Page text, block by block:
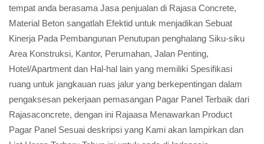
tempat anda berasama Jasa penjualan di Rajasa Concrete,
Material Beton sangatlah Efektid untuk menjadikan Sebuat
Kinerja Pada Pembangunan Penutupan penghalang Siku-siku
Area Konstruksi, Kantor, Perumahan, Jalan Penting,
Hotel/Apartment dan Hal-hal lain yang memiliki Spesifikasi
ruang untuk jangkauan ruas jalur yang berkepentingan dalam
pengaksesan pekerjaan pemasangan Pagar Panel Terbaik dari
Rajasaconcrete, dengan ini Rajaasa Menawarkan Product
Pagar Panel Sesuai deskripsi yang Kami akan lampirkan dan